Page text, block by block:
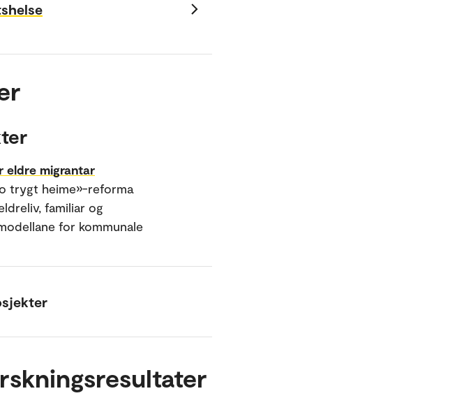
eldre migrantar
trygt heime»-reforma
familiar og
for kommunale